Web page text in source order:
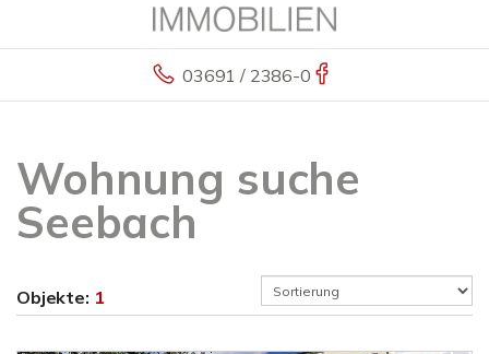
03691 / 2386-0
Wohnung suche
Seebach
Objekte: 1